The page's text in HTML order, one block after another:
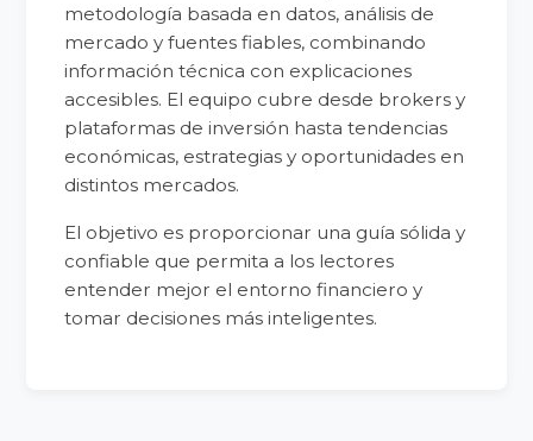
metodología basada en datos, análisis de
mercado y fuentes fiables, combinando
información técnica con explicaciones
accesibles. El equipo cubre desde brokers y
plataformas de inversión hasta tendencias
económicas, estrategias y oportunidades en
distintos mercados.
El objetivo es proporcionar una guía sólida y
confiable que permita a los lectores
entender mejor el entorno financiero y
tomar decisiones más inteligentes.